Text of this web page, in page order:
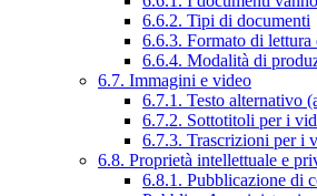
6.6.2. Tipi di documenti
6.6.3. Formato di
6.6.4. Modalità di
6.7. Immagini e video
6.7.1. Testo alternativo
6.7.2. Sottotitoli per i
6.7.3. Trascrizioni per i
6.8. Proprietà intellettuale e
6.8.1. Pubblicazione di